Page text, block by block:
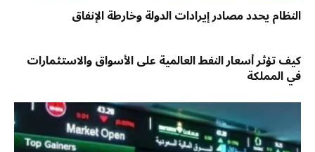
النظام يحدد مصادر إيرادات الدولة وخارطة الإنفاق
كيف تؤثر أسعار النفط العالمية على الأسواق والاستثمارات
في المملكة